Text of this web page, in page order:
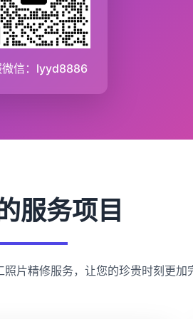
微信：lyyd8886
服务项目
片精修服务，让您的珍贵时刻更加